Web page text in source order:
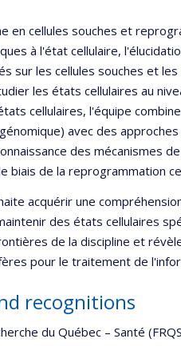
en cellules souches et
à l'état cellulaire,
sur les cellules souches et
les états cellulaires au
cellulaires, l'équipe
avec des
des mécanismes
biais de la reprogrammation
acquérir une
des états cellulaires
de la discipline et
pour le traitement de
recognitions
du Québec – Santé